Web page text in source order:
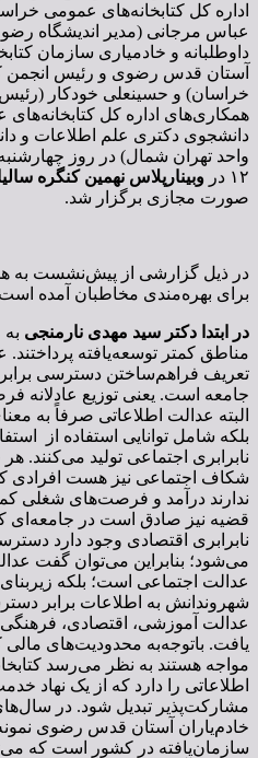
اداره کل کتابخانه‌های عمومی
عباس مرجانی (مدیر اندیشگاه
داوطلبانه و خادمیاری سازمان
آستان قدس رضوی و رئیس انجمن
خراسان) و حسینعلی خودکار (رئیس
همکاری‌های اداره کل
دانشجوی دکتری علم اطلاعات و
۱۲ در
وبینارپلاس نهمین کنگره
صورت مجازی برگزار شد.
در ذیل گزارشی از پیش‌نشست به
برای بهره‌مندی مخاطبان آمده
در ابتدا دکتر سید مهدی نارمنجی
مناطق کمتر توسعه‌یافته
تعریف فراهم‌ساختن دسترسی برابر
جامعه است. یعنی توزیع عادلانه
البته عدالت اطلاعاتی صرفاً به
بلکه شامل توانایی استفاده از
نابرابری اجتماعی تولید می‌کنند.
شکاف اجتماعی نیز هست افرادی
ندارند درآمد و فرصت‌های شغلی
قضیه نیز صادق است در جامعه‌ای
نابرابری اقتصادی وجود دارد
می‌شود؛ بنابراین می‌توان گفت
عدالت اجتماعی است؛ بلکه
شهروندانش به اطلاعات برابر
عدالت آموزشی، اقتصادی،
یافت. باتوجه‌به محدودیت‌های مالی
مواجه هستند به نظر می‌رسد
اطلاعاتی را دارد که از یک نهاد
مشارکت‌پذیر تبدیل شود. در
خادم‌یاران آستان قدس رضوی
سازمان‌یافته در کشور است که